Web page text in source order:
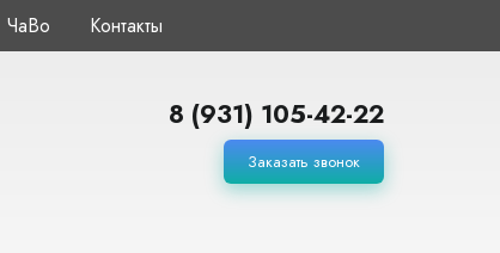
ЧаВо Контакты
8 (931) 105-42-22
Заказать звонок